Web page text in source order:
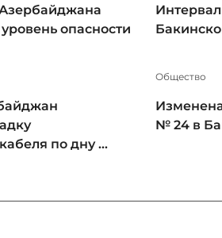
опасности
по дну ...
Общество
№ 24 в